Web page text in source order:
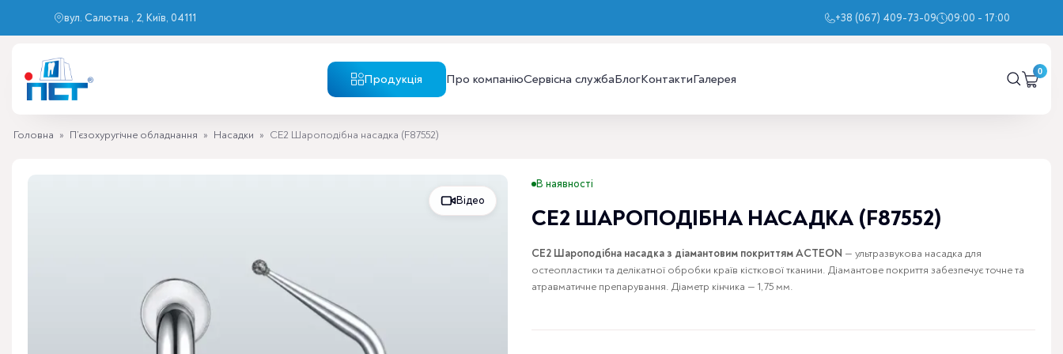
вул. Салютна , 2, Київ, 04111 +38 (067) 409-73-09 09:00 - 17:00
Продукція Про компаніюСервісна службаБлогКонтактиГалерея
Головна » П’єзохуругічне обладнання » Насадки » CE2 Шароподібна насадка (F87552)
Відео
В наявності
CE2 ШАРОПОДІБНА НАСАДКА (F87552)
CE2 Шароподібна насадка з діамантовим покриттям ACTEON — ультразвукова насадка для
остеопластики та делікатної обробки країв кісткової тканини. Діамантове покриття забезпечує точне та
атравматичне препарування. Діаметр кінчика — 1,75 мм.